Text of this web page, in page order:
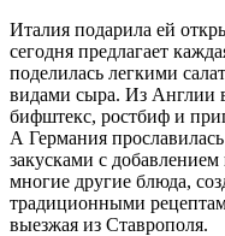
Италия подарила ей
сегодня предлагает
поделилась легкими
видами сыра. Из Англии
бифштекс, ростбиф и
А Германия
закусками с
многие другие блюда,
традиционными
выезжая из Ставрополя.